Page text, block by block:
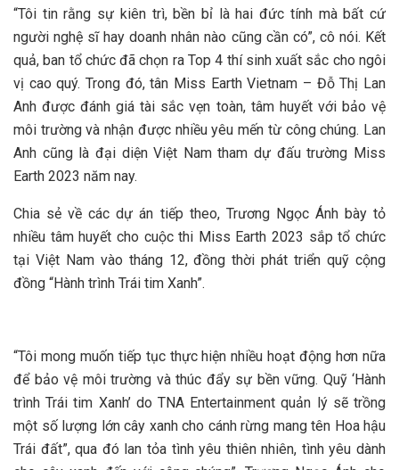
“Tôi tin rằng sự kiên trì, bền bỉ là hai đức tính mà bất cứ
người nghệ sĩ hay doanh nhân nào cũng cần có”, cô nói. Kết
quả, ban tổ chức đã chọn ra Top 4 thí sinh xuất sắc cho ngôi
vị cao quý. Trong đó, tân Miss Earth Vietnam – Đỗ Thị Lan
Anh được đánh giá tài sắc vẹn toàn, tâm huyết với bảo vệ
môi trường và nhận được nhiều yêu mến từ công chúng. Lan
Anh cũng là đại diện Việt Nam tham dự đấu trường Miss
Earth 2023 năm nay.
Chia sẻ về các dự án tiếp theo, Trương Ngọc Ánh bày tỏ
nhiều tâm huyết cho cuộc thi Miss Earth 2023 sắp tổ chức
tại Việt Nam vào tháng 12, đồng thời phát triển quỹ cộng
đồng “Hành trình Trái tim Xanh”.
“Tôi mong muốn tiếp tục thực hiện nhiều hoạt động hơn nữa
để bảo vệ môi trường và thúc đẩy sự bền vững. Quỹ ‘Hành
trình Trái tim Xanh’ do TNA Entertainment quản lý sẽ trồng
một số lượng lớn cây xanh cho cánh rừng mang tên Hoa hậu
Trái đất”, qua đó lan tỏa tình yêu thiên nhiên, tình yêu dành